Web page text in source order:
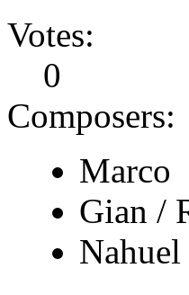
Votes:
0
Composers:
Marco
Gian /